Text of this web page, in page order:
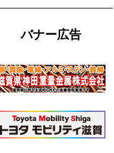
バナー広告